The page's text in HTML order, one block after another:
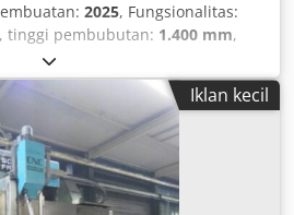
2025, Fungsionalitas:
, tinggi pembubutan: 1.400 mm,
8.000 kg
, diameter pelat muka:1.250 mm,
, lebar total:4.875 mm, panjang
rotasi (maks.):360 rpm
8.000 kg, berat keseluruhan:
kecepatan rotasi dapat diubah
lathe in flat-bed design with
Iklan kecil